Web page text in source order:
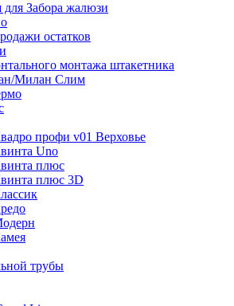
Забора жалюзи
остатков
монтажа штакетника
Милан Слим
профи v01 Верховье
Uno
плюс
плюс 3D
трубы